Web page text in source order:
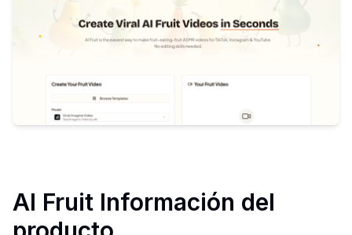
AI Fruit Información del